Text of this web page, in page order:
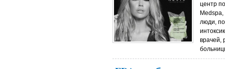
центр
люди,
врачей,